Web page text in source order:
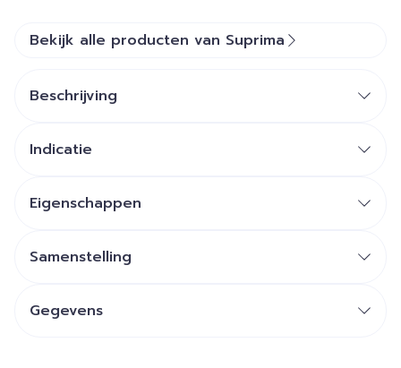
Bekijk alle producten van Suprima
Beschrijving
Indicatie
Eigenschappen
Samenstelling
Gegevens